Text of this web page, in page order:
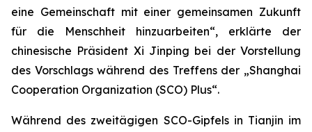
eine Gemeinschaft mit einer gemeinsamen Zukunft
für die Menschheit hinzuarbeiten“, erklärte der
chinesische Präsident Xi Jinping bei der Vorstellung
des Vorschlags während des Treffens der „Shanghai
Cooperation Organization (SCO) Plus“.
Während des zweitägigen SCO-Gipfels in Tianjin im